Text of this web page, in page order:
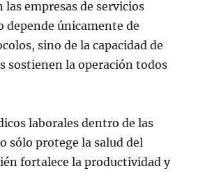
las empresas de servicios
depende únicamente de
sino de la capacidad de
sostienen la operación todos
laborales dentro de las
sólo protege la salud del
fortalece la productividad y